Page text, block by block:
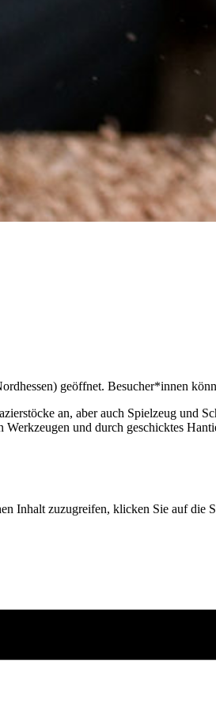
geöffnet. Besucher*innen
an, aber auch Spielzeug und
und durch geschicktes
Inhalt zuzugreifen, klicken Sie auf die